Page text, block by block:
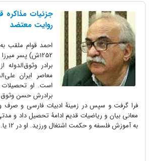
جزئیات مذاکره
روایت معتضد
1252ش) پسر میرزا
برادر وثوق‌الدوله
معاصر ایران
است. او تحصیلات
برادرش حسن وثوق
فرا گرفت و سپس در زمینۀ ادبیات فارسی و صرف و
معانی بیان و ریاضیات قدیم ادامۀ تحصیل داد و
به آموزش فلسفه و حکمت اشتغال ورزید. او در 12 یا...